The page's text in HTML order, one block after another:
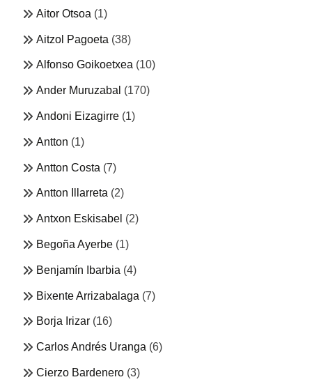
Aitor Otsoa (1)
Aitzol Pagoeta (38)
Alfonso Goikoetxea (10)
Ander Muruzabal (170)
Andoni Eizagirre (1)
Antton (1)
Antton Costa (7)
Antton Illarreta (2)
Antxon Eskisabel (2)
Begoña Ayerbe (1)
Benjamín Ibarbia (4)
Bixente Arrizabalaga (7)
Borja Irizar (16)
Carlos Andrés Uranga (6)
Cierzo Bardenero (3)